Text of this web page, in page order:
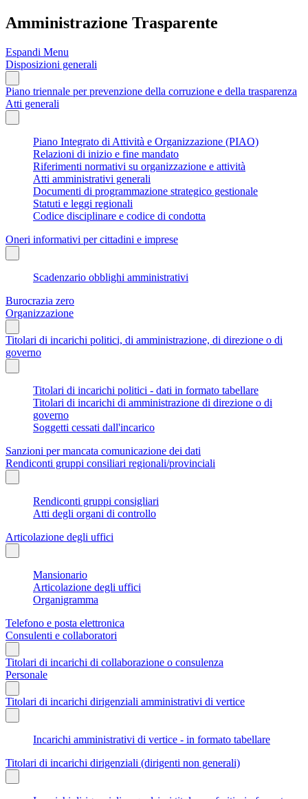
Amministrazione Trasparente
Espandi Menu
Disposizioni generali
Piano triennale per prevenzione della corruzione e della trasparenza
Atti generali
Piano Integrato di Attività e Organizzazione (PIAO)
Relazioni di inizio e fine mandato
Riferimenti normativi su organizzazione e attività
Atti amministrativi generali
Documenti di programmazione strategico gestionale
Statuti e leggi regionali
Codice disciplinare e codice di condotta
Oneri informativi per cittadini e imprese
Scadenzario obblighi amministrativi
Burocrazia zero
Organizzazione
Titolari di incarichi politici, di amministrazione, di direzione o di
governo
Titolari di incarichi politici - dati in formato tabellare
Titolari di incarichi di amministrazione di direzione o di
governo
Soggetti cessati dall'incarico
Sanzioni per mancata comunicazione dei dati
Rendiconti gruppi consiliari regionali/provinciali
Rendiconti gruppi consigliari
Atti degli organi di controllo
Articolazione degli uffici
Mansionario
Articolazione degli uffici
Organigramma
Telefono e posta elettronica
Consulenti e collaboratori
Titolari di incarichi di collaborazione o consulenza
Personale
Titolari di incarichi dirigenziali amministrativi di vertice
Incarichi amministrativi di vertice - in formato tabellare
Titolari di incarichi dirigenziali (dirigenti non generali)